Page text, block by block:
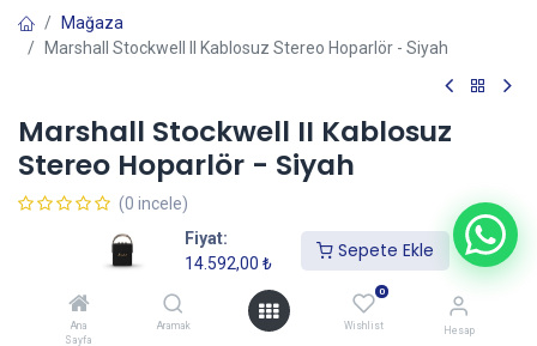
Fiyat:
14.592,00 ₺
Sepete Ekle
Ana
Sayfa
Aramak
0
Wishlist Hesap
Mağaza
Marshall Stockwell II Kablosuz Stereo Hoparlör - Siyah
Marshall Stockwell II Kablosuz
Stereo Hoparlör - Siyah
(0 incele)
14.592,00₺
Sepete Ekle